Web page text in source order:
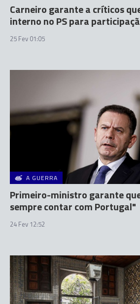
Carneiro garante a críticos
interno no PS para
25 Fev 01:05
A GUERRA
Primeiro-ministro garante
sempre contar com Portugal"
24 Fev 12:52